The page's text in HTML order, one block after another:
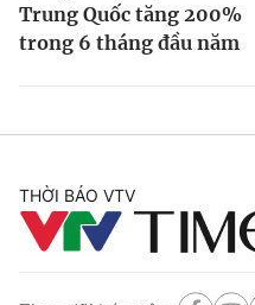
Trung Quốc tăng 200%
trong 6 tháng đầu năm
THỜI BÁO VTV